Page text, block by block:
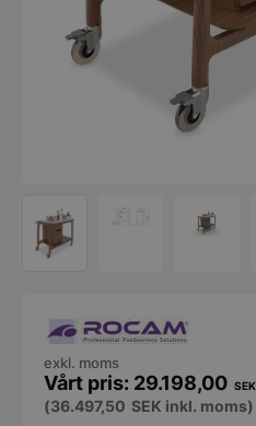
29.198,00 SEK
exkl. moms
(36.497,50 SEK inkl. moms)